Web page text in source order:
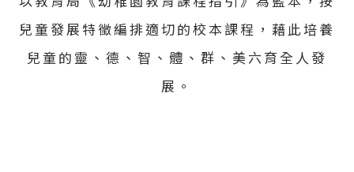
兒童發展特徵編排適切的校本課程，藉此培養
兒童的靈、德、智、體、群、美六育全人發
展。